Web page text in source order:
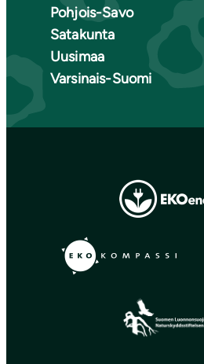
Pohjois-Savo
Satakunta
Uusimaa
Varsinais-Suomi